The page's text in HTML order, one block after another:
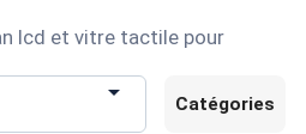
lcd et vitre tactile pour
 Catégories